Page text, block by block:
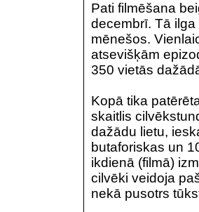
Pati filmēšana
decembrī. Tā
mēnešos.
atsevišķām
350 vietās
Kopā tika
skaitlis
dažādu lietu,
butaforiskas un
ikdienā (filmā)
cilvēki veidoja
nekā pusotrs